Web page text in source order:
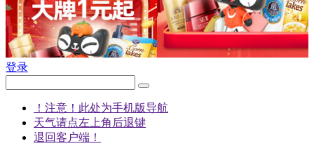
登录
！注意！此处为手机版导航
天气请点左上角后退键
退回客户端！